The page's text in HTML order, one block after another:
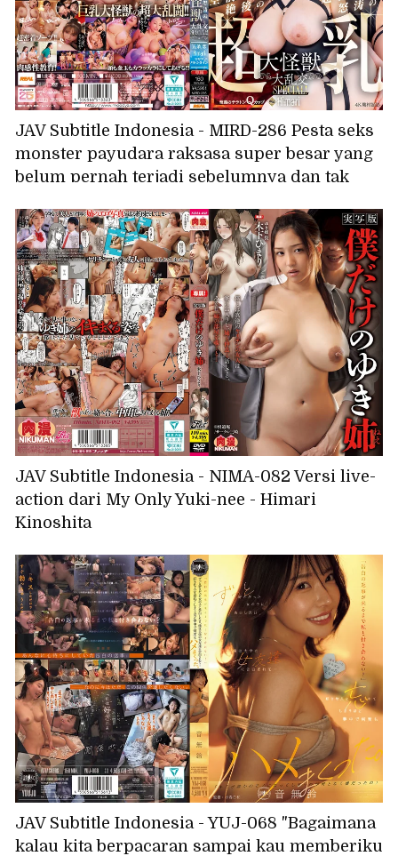
JAV Subtitle Indonesia - MIRD-286 Pesta seks
monster payudara raksasa super besar yang
belum pernah terjadi sebelumnya dan tak
Valentine
JAV Subtitle Indonesia - NIMA-082 Versi live-
action dari My Only Yuki-nee - Himari
Kinoshita
JAV Subtitle Indonesia - YUJ-068 "Bagaimana
kalau kita berpacaran sampai kau memberiku